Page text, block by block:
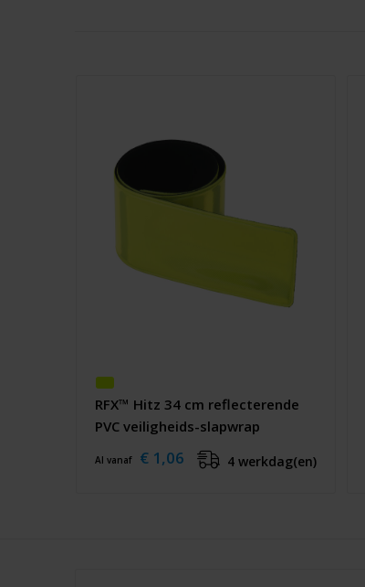
RFX™ Hitz 34 cm reflecterende
PVC veiligheids-slapwrap
Al vanaf € 1,06 4 werkdag(en)